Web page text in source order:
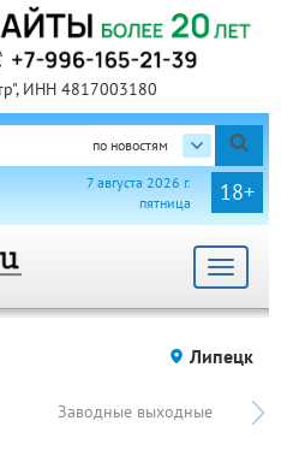
ИНН 4817003180
по новостям
18+
7 августа 2026 г.
пятница
Toggle
Липецк
Заводные выходные